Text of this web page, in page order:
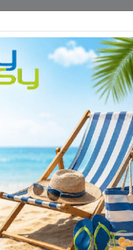
Επικοινωνία
ΣΠΙΤΙ & ΚΗΠΟΣ ΕΠΙΠΛΑ
Υπολογιστή
Velco
Αξιολόγηση: (0